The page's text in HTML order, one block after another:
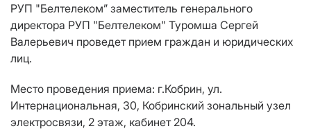
РУП "Белтелеком” заместитель генерального
директора РУП "Белтелеком" Туромша Сергей
Валерьевич проведет прием граждан и юридических
лиц.
Место проведения приема: г.Кобрин, ул.
Интернациональная, 30, Кобринский зональный узел
электросвязи, 2 этаж, кабинет 204.